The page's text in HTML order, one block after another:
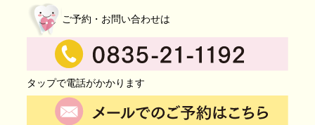
ご予約・お問い合わせは
タップで電話がかかります